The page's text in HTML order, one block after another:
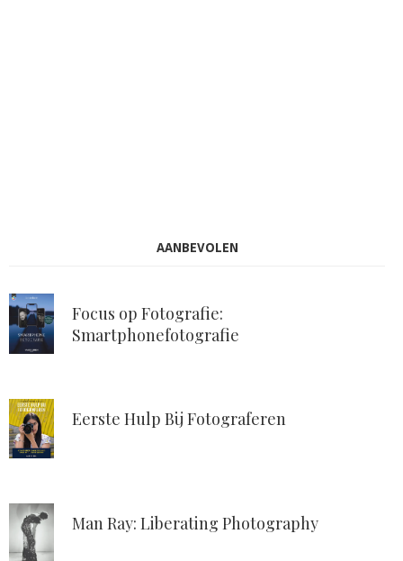
AANBEVOLEN
Focus op Fotografie:
Smartphonefotografie
Eerste Hulp Bij Fotograferen
Man Ray: Liberating Photography